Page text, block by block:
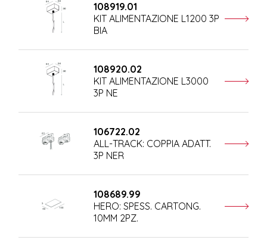
108919.01
KIT ALIMENTAZIONE L1200 3P
BIA
108920.02
KIT ALIMENTAZIONE L3000
3P NE
106722.02
ALL-TRACK: COPPIA ADATT.
3P NER
108689.99
HERO: SPESS. CARTONG.
10MM 2PZ.